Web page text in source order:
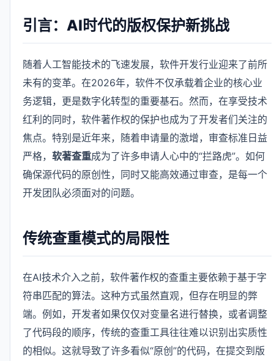
引言：AI时代的版权保护新挑战
随着人工智能技术的飞速发展，软件开发行业迎来了前所
未有的变革。在2026年，软件不仅承载着企业的核心业
务逻辑，更是数字化转型的重要基石。然而，在享受技术
红利的同时，软件著作权的保护也成为了开发者们关注的
焦点。特别是近年来，随着申请量的激增，审查标准日益
严格， 软著查重成为了许多申请人心中的“拦路虎”。如何
确保源代码的原创性，同时又能高效通过审查，是每一个
开发团队必须面对的问题。
传统查重模式的局限性
在AI技术介入之前，软件著作权的查重主要依赖于基于字
符串匹配的算法。这种方式虽然直观，但存在明显的弊
端。例如，开发者如果仅仅对变量名进行替换，或者调整
了代码段的顺序，传统的查重工具往往难以识别出实质性
的相似。这就导致了许多看似“原创”的代码，在提交到版